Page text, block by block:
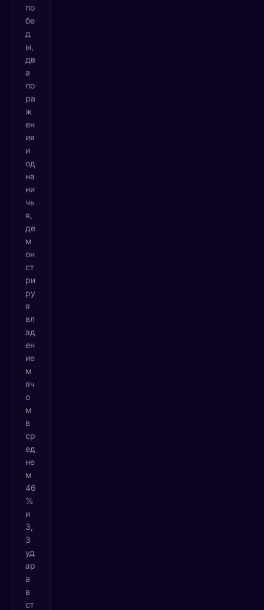
по
бе
д
ы,
дв
а
по
ра
ж
ен
ия
и
од
на
ни
чь
я,
де
м
он
ст
ри
ру
я
вл
ад
ен
ие
м
яч
о
м
в
ср
ед
не
м
46
%
и
3,
3
уд
ар
а
в
ст